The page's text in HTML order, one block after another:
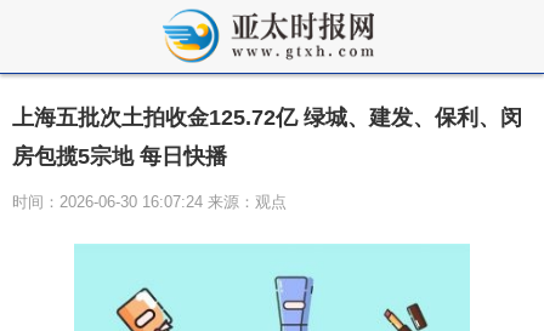
上海五批次土拍收金125.72亿 绿城、建发、保利、闵
房包揽5宗地 每日快播
时间：2026-06-30 16:07:24 来源：观点